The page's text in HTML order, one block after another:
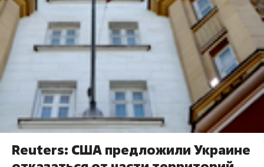
Reuters: США предложили Украине